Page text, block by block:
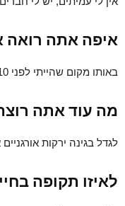
איפה אתה רואה
באותו מקום שהייתי לפני 10 שנים.
מה עוד אתה
לגדל בגינה ירקות
לאיזו תקופה